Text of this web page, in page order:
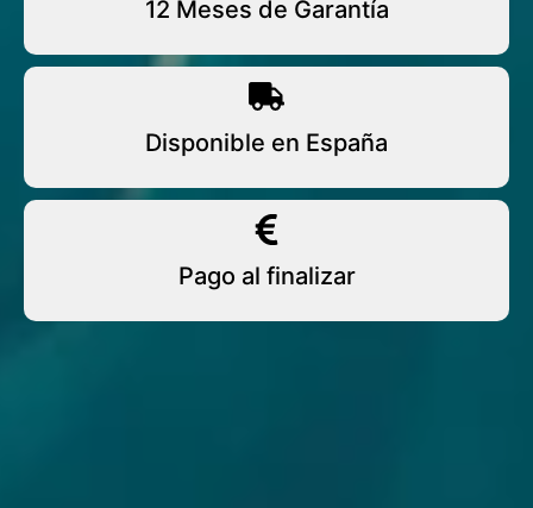
12 Meses de Garantía
Disponible en España
Pago al finalizar